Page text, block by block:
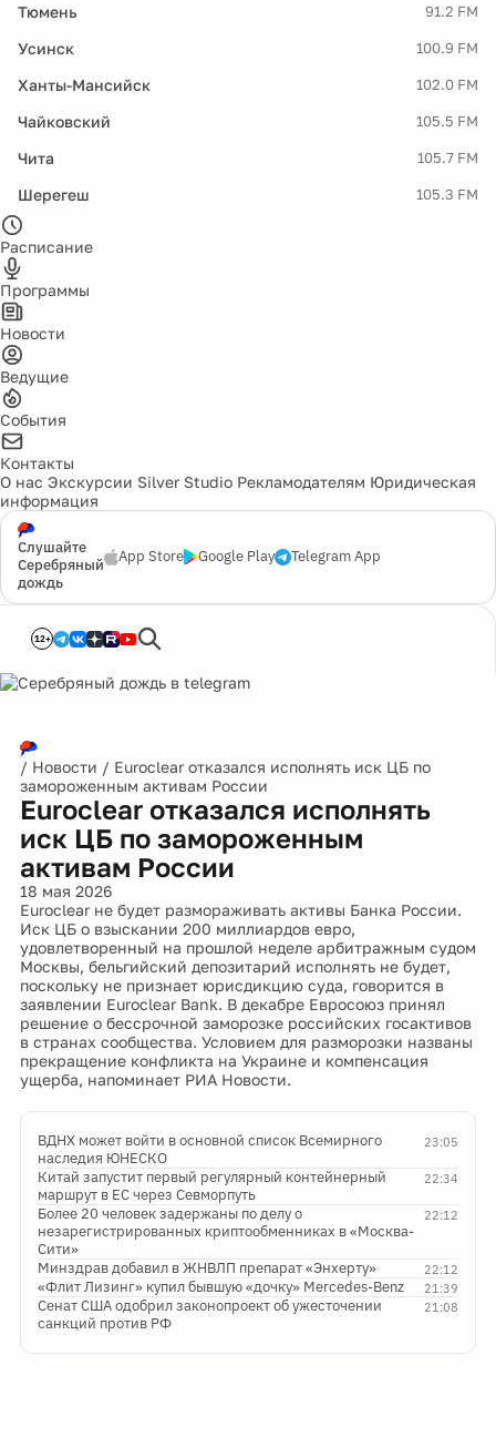
Тюмень 91.2 FM
Усинск 100.9 FM
Ханты-Мансийск 102.0 FM
Чайковский 105.5 FM
Чита 105.7 FM
Шерегеш 105.3 FM
Расписание
Программы
Новости
Ведущие
События
Контакты
О нас Экскурсии Silver Studio Рекламодателям Юридическая
информация
Слушайте
Серебряный
дождь
App Store Google Play Telegram App
12+
/ Новости / Euroclear отказался исполнять иск ЦБ по
замороженным активам России
Euroclear отказался исполнять
иск ЦБ по замороженным
активам России
18 мая 2026
Euroclear не будет размораживать активы Банка России.
Иск ЦБ о взыскании 200 миллиардов евро,
удовлетворенный на прошлой неделе арбитражным судом
Москвы, бельгийский депозитарий исполнять не будет,
поскольку не признает юрисдикцию суда, говорится в
заявлении Euroclear Bank. В декабре Евросоюз принял
решение о бессрочной заморозке российских госактивов
в странах сообщества. Условием для разморозки названы
прекращение конфликта на Украине и компенсация
ущерба, напоминает РИА Новости.
23:05
ВДНХ может войти в основной список Всемирного
наследия ЮНЕСКО
22:34
Китай запустит первый регулярный контейнерный
маршрут в ЕС через Севморпуть
22:12
Более 20 человек задержаны по делу о
незарегистрированных криптообменниках в «Москва-
Сити»
22:12
Минздрав добавил в ЖНВЛП препарат «Энхерту»
21:39
«Флит Лизинг» купил бывшую «дочку» Mercedes-Benz
21:08
Сенат США одобрил законопроект об ужесточении
санкций против РФ